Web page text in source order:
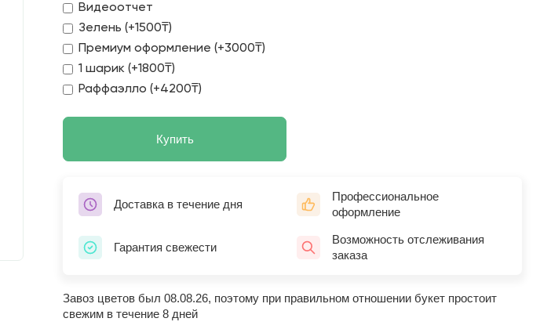
Видеоотчет
Зелень (+1500₸)
Премиум оформление (+3000₸)
1 шарик (+1800₸)
Раффаэлло (+4200₸)
Купить
Доставка в течение дня
Профессиональное
оформление
Гарантия свежести
Возможность отслеживания
заказа
Завоз цветов был 08.08.26, поэтому при правильном отношении букет простоит
свежим в течение 8 дней